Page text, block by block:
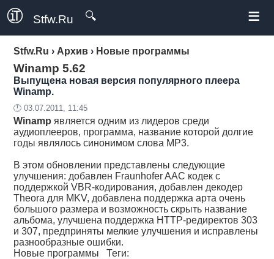
Stfw.Ru 🔍 ≡
Stfw.Ru › Архив › Новые программы
Winamp 5.62
Выпущена новая версия популярного плеера
Winamp.
🕛 03.07.2011, 11:45
Winamp является одним из лидеров среди
аудиоплееров, программа, название которой долгие
годы являлось синонимом слова MP3.
В этом обновлении представлены следующие
улучшения: добавлен Fraunhofer AAC кодек с
поддержкой VBR-кодирования, добавлен декодер
Theora для MKV, добавлена поддержка арта очень
большого размера и возможность скрыть название
альбома, улучшена поддержка HTTP-редиректов 303
и 307, предприняты мелкие улучшения и исправлены
разнообразные ошибки.
Новые программы Теги: